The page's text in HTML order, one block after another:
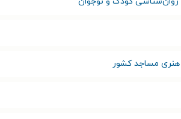
هنری مساجد کشور